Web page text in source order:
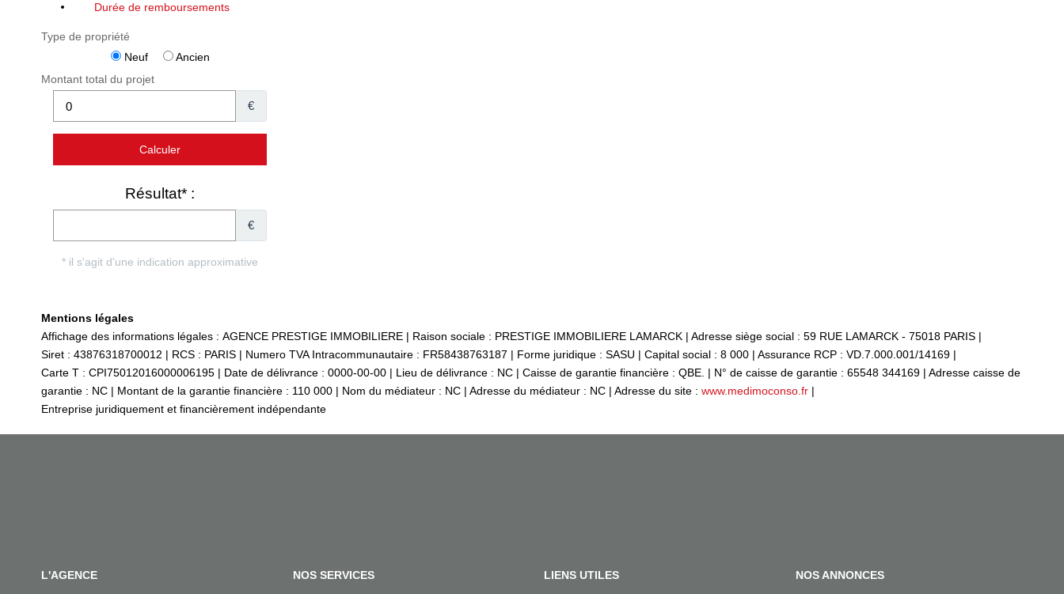
Durée de remboursements
Mentions légales
Affichage des informations légales : AGENCE PRESTIGE IMMOBILIERE | Raison sociale : PRESTIGE IMMOBILIERE LAMARCK | Adresse siège social : 59 RUE LAMARCK - 75018 PARIS |
Siret : 43876318700012 | RCS : PARIS | Numero TVA Intracommunautaire : FR58438763187 | Forme juridique : SASU | Capital social : 8 000 | Assurance RCP : VD.7.000.001/14169 |
Carte T : CPI75012016000006195 | Date de délivrance : 0000-00-00 | Lieu de délivrance : NC | Caisse de garantie financière : QBE. | N° de caisse de garantie : 65548 344169 | Adresse caisse de
garantie : NC | Montant de la garantie financière : 110 000 | Nom du médiateur : NC | Adresse du médiateur : NC | Adresse du site : www.medimoconso.fr |
Entreprise juridiquement et financièrement indépendante
L'AGENCE
NOS SERVICES
LIENS UTILES
NOS ANNONCES